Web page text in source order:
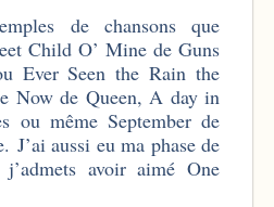
de chansons que
Child O’ Mine de Guns
Ever Seen the Rain the
Now de Queen, A day in
ou même September de
J’ai aussi eu ma phase de
avoir aimé One